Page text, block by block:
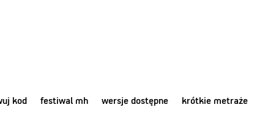
kod festiwal mh wersje dostępne krótkie metraże